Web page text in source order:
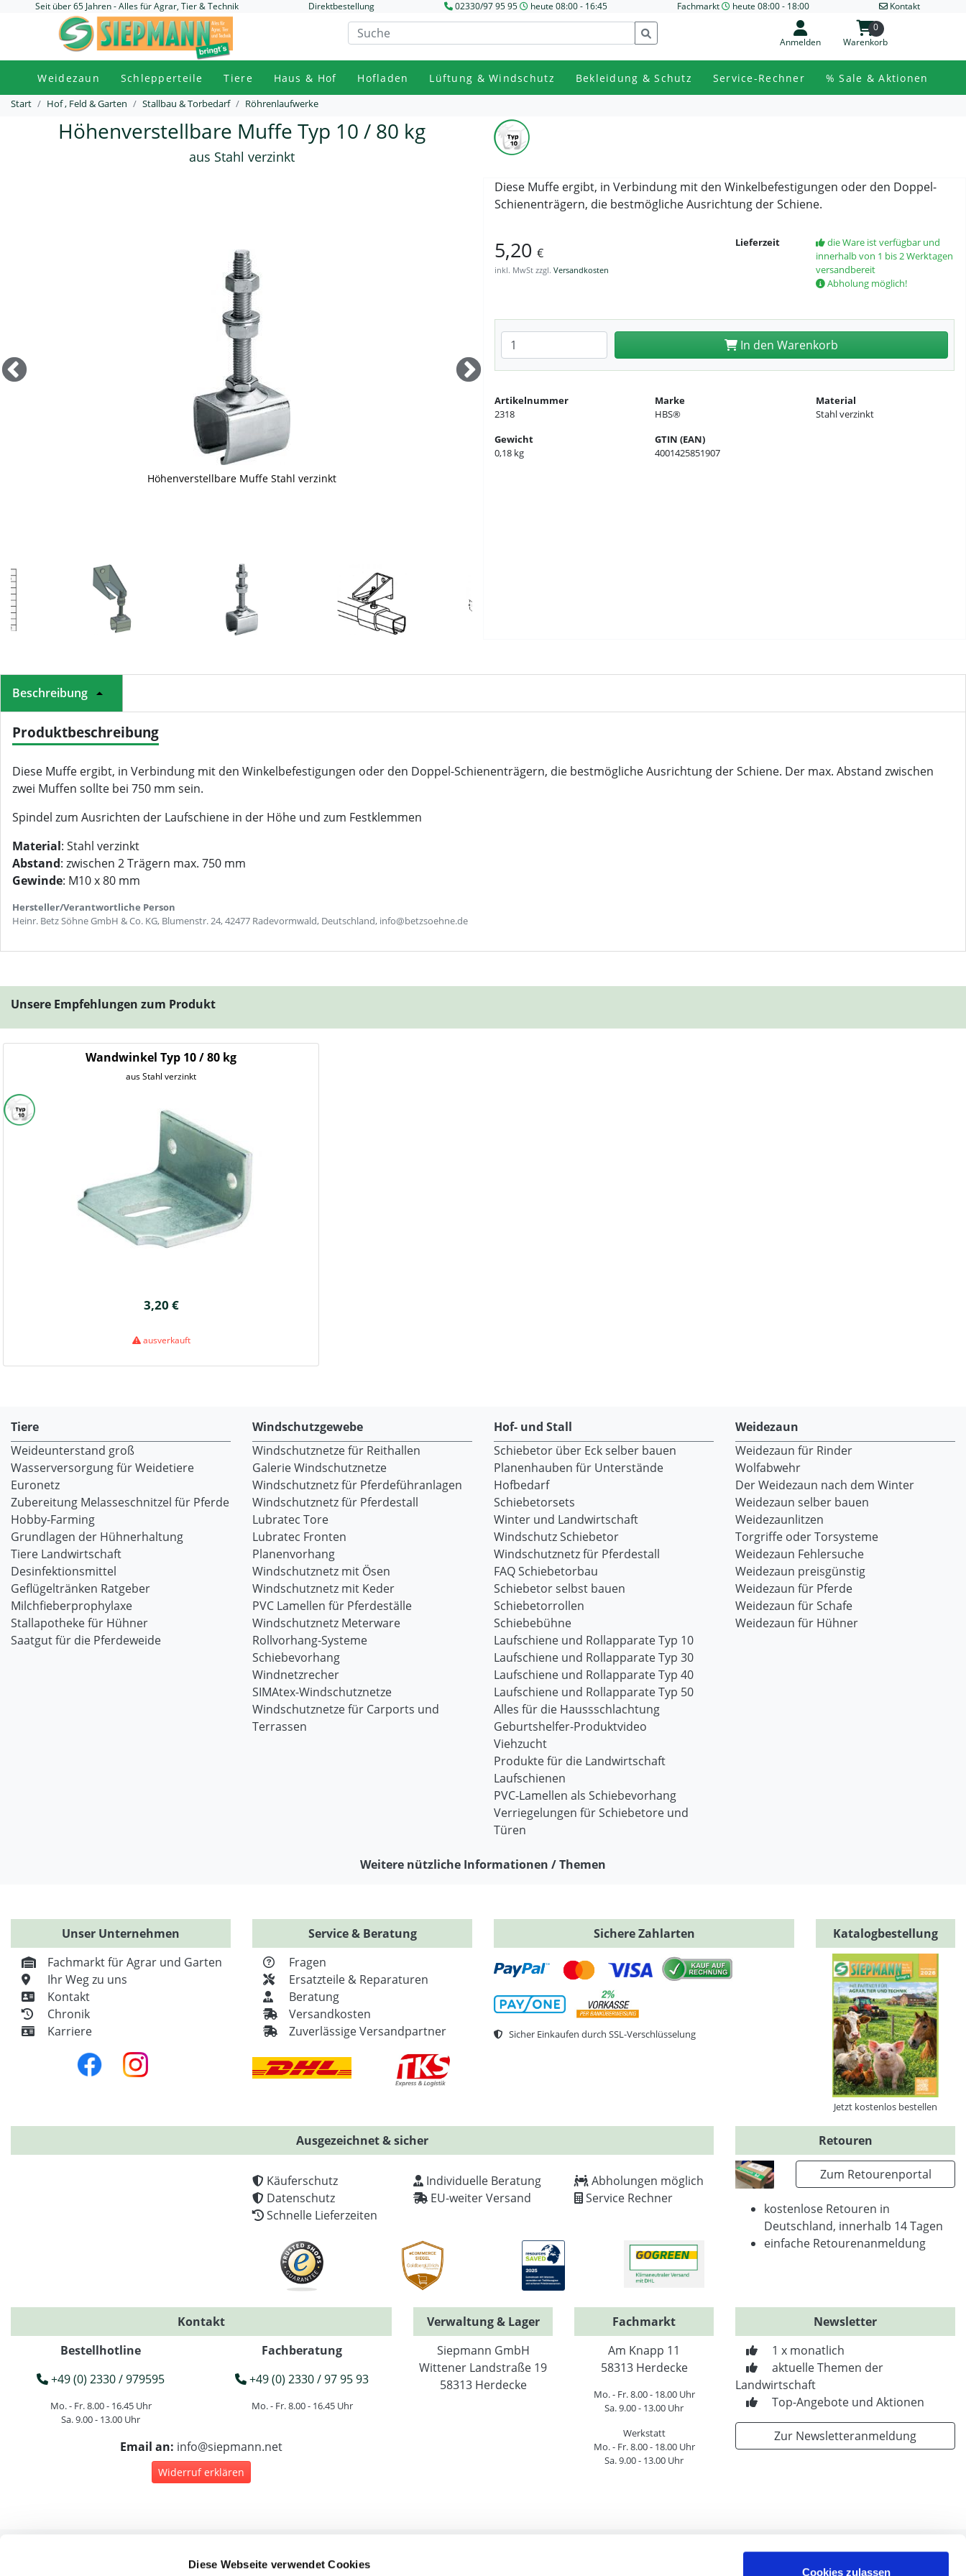
Diese Webseite verwendet Cookies
Cookies zulassen
Seit über 65 Jahren - Alles für Agrar, Tier & Technik Direktbestellung 02330/97 95 95 heute 08:00 - 16:45 Fachmarkt heute 08:00 - 18:00 Kontakt
Anmelden Warenkorb
0
Weidezaun Schlepperteile Tiere Haus & Hof Hofladen Lüftung & Windschutz Bekleidung & Schutz Service-Rechner % Sale & Aktionen
Start Hof , Feld & Garten Stallbau & Torbedarf Röhrenlaufwerke
Höhenverstellbare Muffe Typ 10 / 80 kg
aus Stahl verzinkt
Höhenverstellbare Muffe Stahl verzinkt
Diese Muffe ergibt, in Verbindung mit den Winkelbefestigungen oder den Doppel-
Schienenträgern, die bestmögliche Ausrichtung der Schiene.
5,20 €
inkl. MwSt zzgl. Versandkosten
Lieferzeit
die Ware ist verfügbar und
innerhalb von 1 bis 2 Werktagen
versandbereit
Abholung möglich!
Anzahl eingeben In den Warenkorb
Artikelnummer
2318
Marke
HBS®
Material
Stahl verzinkt
Gewicht
0,18 kg
GTIN (EAN)
4001425851907
Beschreibung
Produktbeschreibung
Diese Muffe ergibt, in Verbindung mit den Winkelbefestigungen oder den Doppel-Schienenträgern, die bestmögliche Ausrichtung der Schiene. Der max. Abstand zwischen
zwei Muffen sollte bei 750 mm sein.
Spindel zum Ausrichten der Laufschiene in der Höhe und zum Festklemmen
Material: Stahl verzinkt
Abstand: zwischen 2 Trägern max. 750 mm
Gewinde: M10 x 80 mm
Hersteller/Verantwortliche Person
Heinr. Betz Söhne GmbH & Co. KG, Blumenstr. 24, 42477 Radevormwald, Deutschland, info@betzsoehne.de
Unsere Empfehlungen zum Produkt
Wandwinkel Typ 10 / 80 kg
aus Stahl verzinkt
3,20 €
ausverkauft
Tiere
Weideunterstand groß
Wasserversorgung für Weidetiere
Euronetz
Zubereitung Melasseschnitzel für Pferde
Hobby-Farming
Grundlagen der Hühnerhaltung
Tiere Landwirtschaft
Desinfektionsmittel
Geflügeltränken Ratgeber
Milchfieberprophylaxe
Stallapotheke für Hühner
Saatgut für die Pferdeweide
Windschutzgewebe
Windschutznetze für Reithallen
Galerie Windschutznetze
Windschutznetz für Pferdeführanlagen
Windschutznetz für Pferdestall
Lubratec Tore
Lubratec Fronten
Planenvorhang
Windschutznetz mit Ösen
Windschutznetz mit Keder
PVC Lamellen für Pferdeställe
Windschutznetz Meterware
Rollvorhang-Systeme
Schiebevorhang
Windnetzrecher
SIMAtex-Windschutznetze
Windschutznetze für Carports und
Terrassen
Hof- und Stall
Schiebetor über Eck selber bauen
Planenhauben für Unterstände
Hofbedarf
Schiebetorsets
Winter und Landwirtschaft
Windschutz Schiebetor
Windschutznetz für Pferdestall
FAQ Schiebetorbau
Schiebetor selbst bauen
Schiebetorrollen
Schiebebühne
Laufschiene und Rollapparate Typ 10
Laufschiene und Rollapparate Typ 30
Laufschiene und Rollapparate Typ 40
Laufschiene und Rollapparate Typ 50
Alles für die Haussschlachtung
Geburtshelfer-Produktvideo
Viehzucht
Produkte für die Landwirtschaft
Laufschienen
PVC-Lamellen als Schiebevorhang
Verriegelungen für Schiebetore und
Türen
Weidezaun
Weidezaun für Rinder
Wolfabwehr
Der Weidezaun nach dem Winter
Weidezaun selber bauen
Weidezaunlitzen
Torgriffe oder Torsysteme
Weidezaun Fehlersuche
Weidezaun preisgünstig
Weidezaun für Pferde
Weidezaun für Schafe
Weidezaun für Hühner
Weitere nützliche Informationen / Themen
Unser Unternehmen
Fachmarkt für Agrar und Garten
Ihr Weg zu uns
Kontakt
Chronik
Karriere
Service & Beratung
Fragen
Ersatzteile & Reparaturen
Beratung
Versandkosten
Zuverlässige Versandpartner
Sichere Zahlarten
Sicher Einkaufen durch SSL-Verschlüsselung
Katalogbestellung
Jetzt kostenlos bestellen
Ausgezeichnet & sicher
Käuferschutz
Datenschutz
Schnelle Lieferzeiten
Individuelle Beratung
EU-weiter Versand
Abholungen möglich
Service Rechner
Retouren
Zum Retourenportal
kostenlose Retouren in
Deutschland, innerhalb 14 Tagen
einfache Retourenanmeldung
Kontakt
Bestellhotline
+49 (0) 2330 / 979595
Mo. - Fr. 8.00 - 16.45 Uhr
Sa. 9.00 - 13.00 Uhr
Fachberatung
+49 (0) 2330 / 97 95 93
Mo. - Fr. 8.00 - 16.45 Uhr
Email an: info@siepmann.net
Widerruf erklären
Verwaltung & Lager
Siepmann GmbH
Wittener Landstraße 19
58313 Herdecke
Fachmarkt
Am Knapp 11
58313 Herdecke
Mo. - Fr. 8.00 - 18.00 Uhr
Sa. 9.00 - 13.00 Uhr
Werkstatt
Mo. - Fr. 8.00 - 18.00 Uhr
Sa. 9.00 - 13.00 Uhr
Newsletter
1 x monatlich
aktuelle Themen der
Landwirtschaft
Top-Angebote und Aktionen
Zur Newsletteranmeldung
Rechtliche Informationen